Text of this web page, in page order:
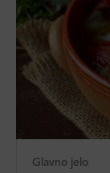
Glavno jelo